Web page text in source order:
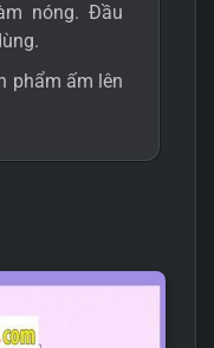
nóng. Đầu
phẩm ấm lên